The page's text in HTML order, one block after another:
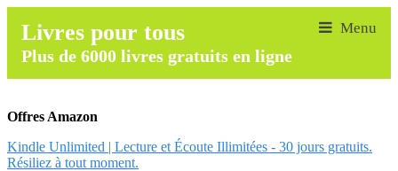
Livres pour tous
Plus de 6000 livres gratuits en ligne
Offres Amazon
Kindle Unlimited | Lecture et Écoute Illimitées - 30 jours gratuits.
Résiliez à tout moment.